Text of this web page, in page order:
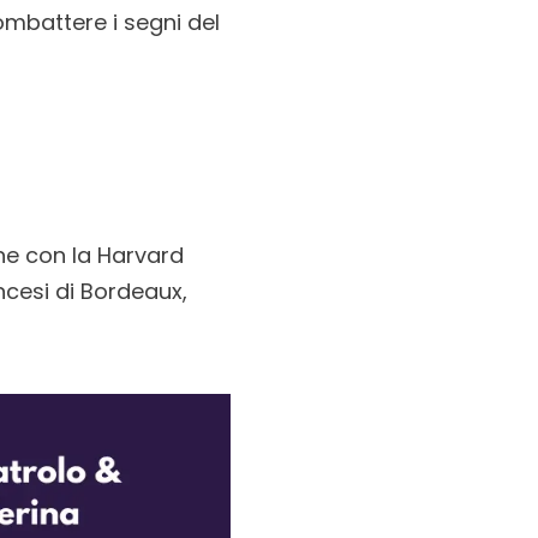
i segni del
con la Harvard
di Bordeaux,